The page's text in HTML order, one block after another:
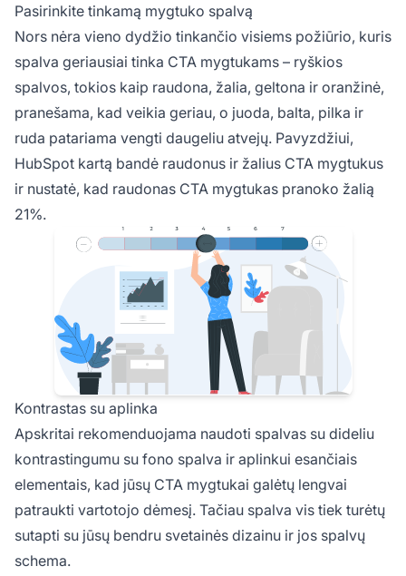
Pasirinkite tinkamą mygtuko spalvą
Nors nėra vieno dydžio tinkančio visiems požiūrio, kuris
spalva geriausiai tinka CTA mygtukams – ryškios
spalvos, tokios kaip raudona, žalia, geltona ir oranžinė,
pranešama, kad veikia geriau, o juoda, balta, pilka ir
ruda patariama vengti daugeliu atvejų. Pavyzdžiui,
HubSpot kartą bandė raudonus ir žalius CTA mygtukus
ir nustatė, kad raudonas CTA mygtukas pranoko žalią
21%.
Kontrastas su aplinka
Apskritai rekomenduojama naudoti spalvas su dideliu
kontrastingumu su fono spalva ir aplinkui esančiais
elementais, kad jūsų CTA mygtukai galėtų lengvai
patraukti vartotojo dėmesį. Tačiau spalva vis tiek turėtų
sutapti su jūsų bendru svetainės dizainu ir jos spalvų
schema.